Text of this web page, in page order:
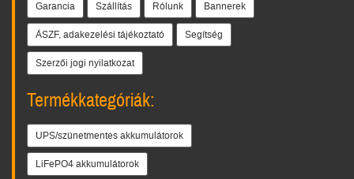
Garancia Szállítás Rólunk Bannerek
ÁSZF, adakezelési tájékoztató Segítség
Szerzői jogi nyilatkozat
Termékkategóriák:
UPS/szünetmentes akkumulátorok
LiFePO4 akkumulátorok